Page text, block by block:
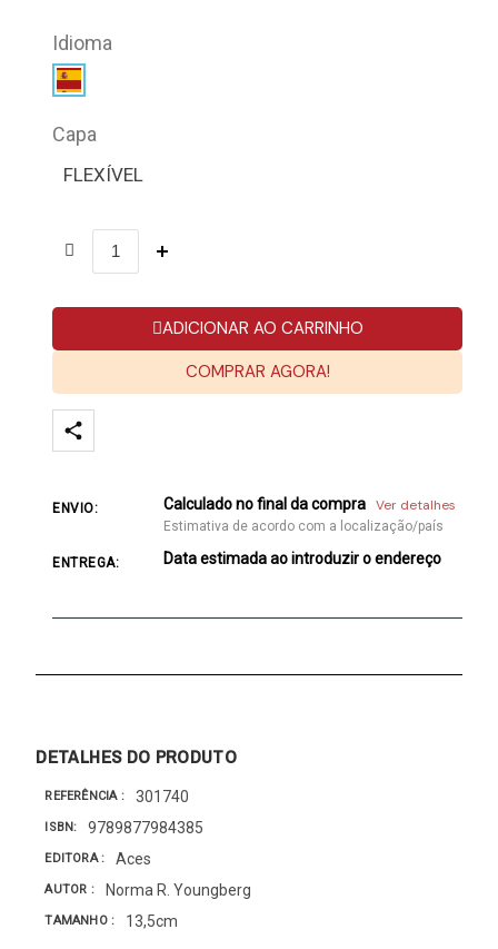
Idioma
Capa
FLEXÍVEL
ADICIONAR AO CARRINHO
COMPRAR AGORA!
ENVIO: Calculado no final da compra Ver detalhes
Estimativa de acordo com a localização/país
ENTREGA: Data estimada ao introduzir o endereço
DETALHES DO PRODUTO
REFERÊNCIA 301740
ISBN 9789877984385
EDITORA Aces
AUTOR Norma R. Youngberg
TAMANHO 13,5cm